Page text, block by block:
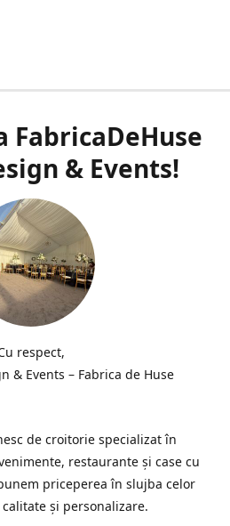
FabricaDeHuse
& Events!
respect,
& Events – Fabrica de Huse
de croitorie specializat în
restaurante și case cu
priceperea în slujba celor
și personalizare.